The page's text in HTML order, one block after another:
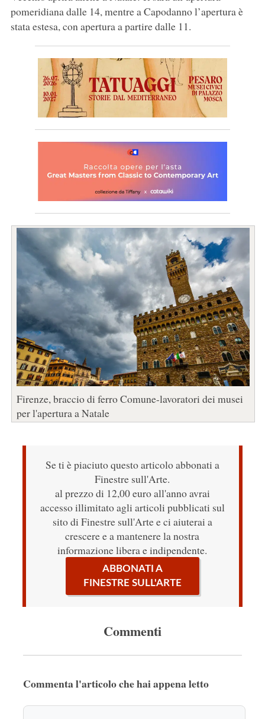
pomeridiana dalle 14, mentre a Capodanno l’apertura è
stata estesa, con apertura a partire dalle 11.
Firenze, braccio di ferro Comune-lavoratori dei musei
per l'apertura a Natale
Se ti è piaciuto questo articolo abbonati a
Finestre sull'Arte.
al prezzo di 12,00 euro all'anno avrai
accesso illimitato agli articoli pubblicati sul
sito di Finestre sull'Arte e ci aiuterai a
crescere e a mantenere la nostra
informazione libera e indipendente.
ABBONATI A
FINESTRE SULL'ARTE
Commenti
Commenta l'articolo che hai appena letto